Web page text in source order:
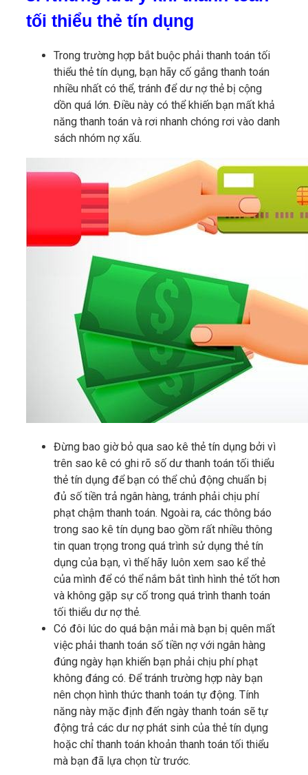
tối thiểu thẻ tín dụng
Trong trường hợp bắt buộc phải thanh toán tối
thiểu thẻ tín dụng, bạn hãy cố gắng thanh toán
nhiều nhất có thể, tránh để dư nợ thẻ bị cộng
dồn quá lớn. Điều này có thể khiến bạn mất khả
năng thanh toán và rơi nhanh chóng rơi vào danh
sách nhóm nợ xấu.
Đừng bao giờ bỏ qua sao kê thẻ tín dụng bởi vì
trên sao kê có ghi rõ số dư thanh toán tối thiểu
thẻ tín dụng để bạn có thể chủ động chuẩn bị
đủ số tiền trả ngân hàng, tránh phải chịu phí
phạt chậm thanh toán. Ngoài ra, các thông báo
trong sao kê tín dụng bao gồm rất nhiều thông
tin quan trọng trong quá trình sử dụng thẻ tín
dụng của bạn, vì thế hãy luôn xem sao kể thẻ
của mình để có thể nắm bắt tình hình thẻ tốt hơn
và không gặp sự cố trong quá trình thanh toán
tối thiểu dư nợ thẻ.
Có đôi lúc do quá bận mải mà bạn bị quên mất
việc phải thanh toán số tiền nợ với ngân hàng
đúng ngày hạn khiến bạn phải chịu phí phạt
không đáng có. Để tránh trường hợp này bạn
nên chọn hình thức thanh toán tự động. Tính
năng này mặc định đến ngày thanh toán sẽ tự
động trả các dư nợ phát sinh của thẻ tín dụng
hoặc chỉ thanh toán khoản thanh toán tối thiểu
mà bạn đã lựa chọn từ trước.